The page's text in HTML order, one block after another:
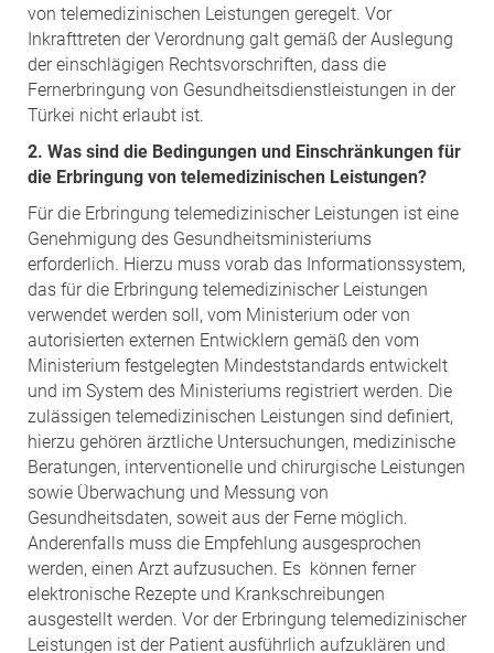
von telemedizinischen Leistungen geregelt. Vor
Inkrafttreten der Verordnung galt gemäß der Auslegung
der einschlägigen Rechtsvorschriften, dass die
Fernerbringung von Gesundheitsdienstleistungen in der
Türkei nicht erlaubt ist.
2. Was sind die Bedingungen und Einschränkungen für
die Erbringung von telemedizinischen Leistungen?
Für die Erbringung telemedizinischer Leistungen ist eine
Genehmigung des Gesundheitsministeriums
erforderlich. Hierzu muss vorab das Informationssystem,
das für die Erbringung telemedizinischer Leistungen
verwendet werden soll, vom Ministerium oder von
autorisierten externen Entwicklern gemäß den vom
Ministerium festgelegten Mindeststandards entwickelt
und im System des Ministeriums registriert werden. Die
zulässigen telemedizinischen Leistungen sind definiert,
hierzu gehören ärztliche Untersuchungen, medizinische
Beratungen, interventionelle und chirurgische Leistungen
sowie Überwachung und Messung von
Gesundheitsdaten, soweit aus der Ferne möglich.
Anderenfalls muss die Empfehlung ausgesprochen
werden, einen Arzt aufzusuchen. Es können ferner
elektronische Rezepte und Krankschreibungen
ausgestellt werden. Vor der Erbringung telemedizinischer
Leistungen ist der Patient ausführlich aufzuklären und